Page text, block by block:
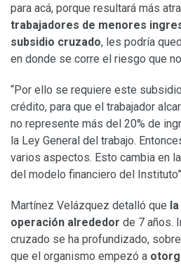
para acá, porque resultará más
trabajadores de menores
subsidio cruzado, les podría
en donde se corre el riesgo que
“Por ello se requiere este
crédito, para que el trabajador
no represente más del 20% de
la Ley General del trabajo.
varios aspectos. Esto cambia en
del modelo financiero del
Martínez Velázquez detalló que
operación alrededor de 7 años.
cruzado se ha profundizado,
que el organismo empezó a